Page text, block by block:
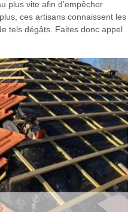
plus vite afin d’empêcher
ces artisans connaissent les
tels dégâts. Faites donc appel